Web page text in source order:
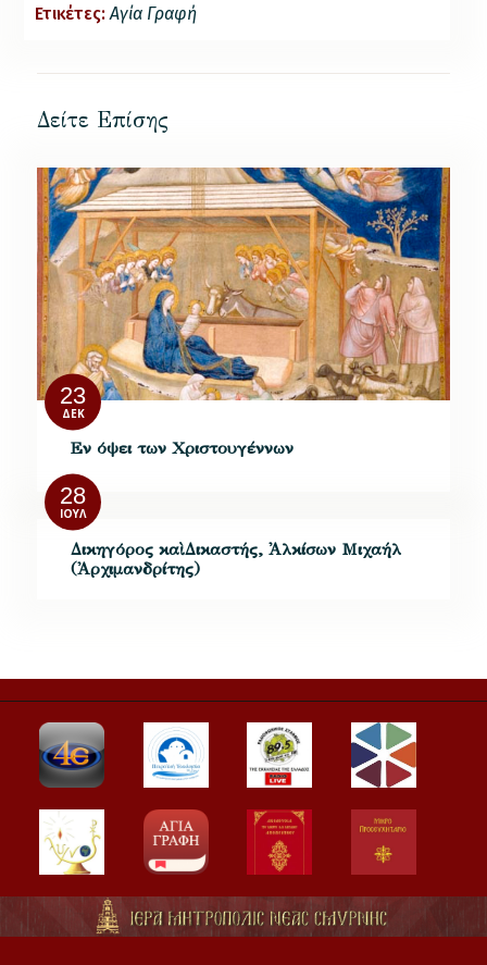
Ετικέτες: Αγία Γραφή
Δείτε Επίσης
23
ΔΕΚ
Εν όψει των Χριστουγέννων
28
ΙΟΎΛ
Δικηγόρος καὶ Δικαστής, Ἀλκίσων Μιχαήλ
(Ἀρχιμανδρίτης)